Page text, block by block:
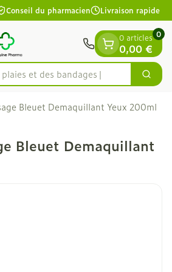
Conseil du pharmacien Livraison rapide
et des bandages
0 articles
0,00 €
0
Bleuet Demaquillant Yeux 200ml
Bleuet Demaquillant